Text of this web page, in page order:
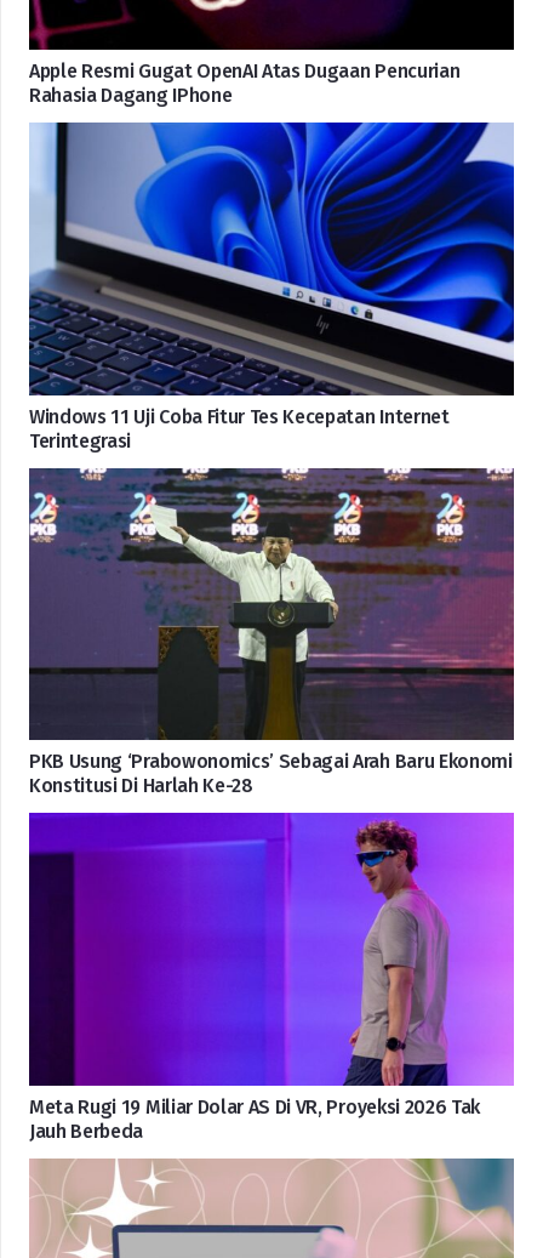
Apple Resmi Gugat OpenAI Atas Dugaan Pencurian
Rahasia Dagang IPhone
Windows 11 Uji Coba Fitur Tes Kecepatan Internet
Terintegrasi
PKB Usung ‘Prabowonomics’ Sebagai Arah Baru Ekonomi
Konstitusi Di Harlah Ke-28
Meta Rugi 19 Miliar Dolar AS Di VR, Proyeksi 2026 Tak
Jauh Berbeda